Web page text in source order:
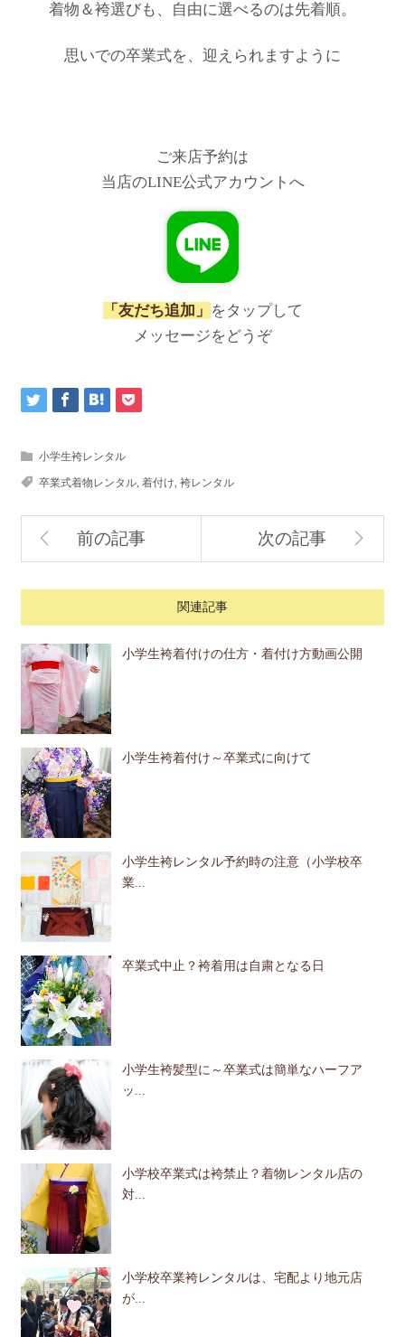
着物＆袴選びも、自由に選べるのは先着順。
思いでの卒業式を、迎えられますように
ご来店予約は
当店のLINE公式アカウントへ
「友だち追加」 をタップして
メッセージをどうぞ
小学生袴レンタル
卒業式着物レンタル, 着付け, 袴レンタル
前の記事 次の記事
関連記事
小学生袴着付けの仕方・着付け方動画公開
小学生袴着付け～卒業式に向けて
小学生袴レンタル予約時の注意（小学校卒
業...
卒業式中止？袴着用は自粛となる日
小学生袴髪型に～卒業式は簡単なハーフア
ッ...
小学校卒業式は袴禁止？着物レンタル店の
対...
小学校卒業袴レンタルは、宅配より地元店
が...